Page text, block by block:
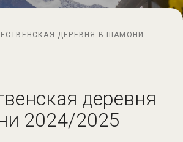
ДЕРЕВНЯ В ШАМОНИ
деревня
2024/2025